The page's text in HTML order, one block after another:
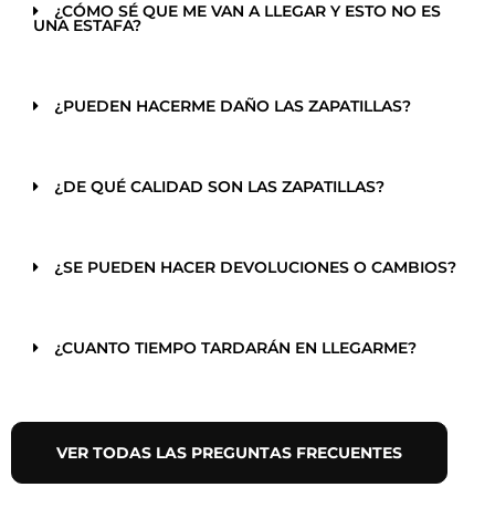
¿CÓMO SÉ QUE ME VAN A LLEGAR Y ESTO NO ES
UNA ESTAFA?
¿PUEDEN HACERME DAÑO LAS ZAPATILLAS?
¿DE QUÉ CALIDAD SON LAS ZAPATILLAS?
¿SE PUEDEN HACER DEVOLUCIONES O CAMBIOS?
¿CUANTO TIEMPO TARDARÁN EN LLEGARME?
VER TODAS LAS PREGUNTAS FRECUENTES